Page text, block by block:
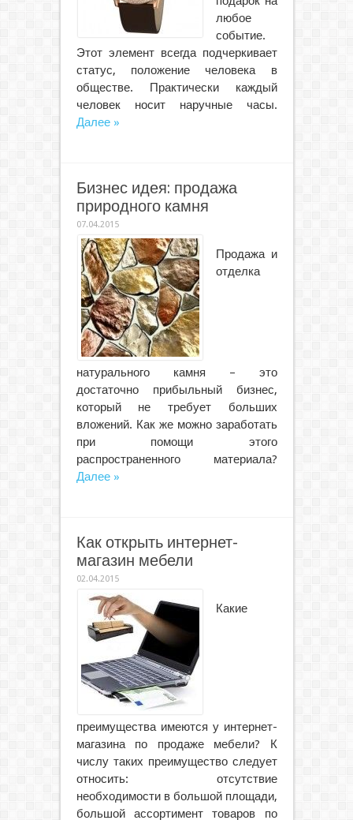
любое
событие.
Этот элемент всегда подчеркивает
статус, положение человека в
обществе. Практически каждый
человек носит наручные часы.
Далее »
Бизнес идея: продажа
природного камня
07.04.2015
Продажа и
отделка
натурального камня – это
достаточно прибыльный бизнес,
который не требует больших
вложений. Как же можно заработать
при помощи этого
распространенного материала?
Далее »
Как открыть интернет-
магазин мебели
02.04.2015
Какие
преимущества имеются у интернет-
магазина по продаже мебели? К
числу таких преимущество следует
относить: отсутствие
необходимости в большой площади,
большой ассортимент товаров по